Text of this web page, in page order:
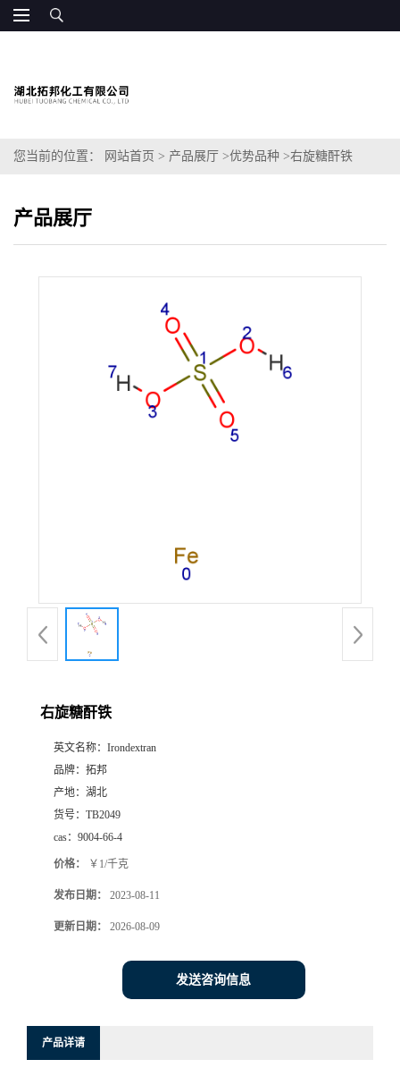
您当前的位置： 网站首页 > 产品展厅 >优势品种 >右旋糖酐铁
产品展厅
右旋糖酐铁
英文名称： Irondextran
品牌： 拓邦
产地： 湖北
货号： TB2049
cas： 9004-66-4
价格： ￥1/千克
发布日期： 2023-08-11
更新日期： 2026-08-09
发送咨询信息
产品详请